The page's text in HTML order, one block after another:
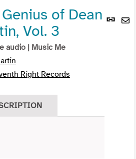
Lien
of Dean
Vol. 3
audio | Music Me
Right Records